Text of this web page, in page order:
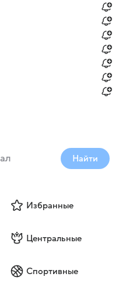
Найти
Избранные
Центральные
Спортивные